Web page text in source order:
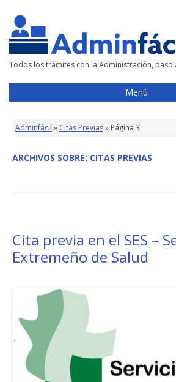
Todos los trámites con la Administración, paso
Menú
Adminfácil » Citas Previas» Página 3
ARCHIVOS SOBRE: CITAS PREVIAS
Cita previa en el SES –
Extremeño de Salud